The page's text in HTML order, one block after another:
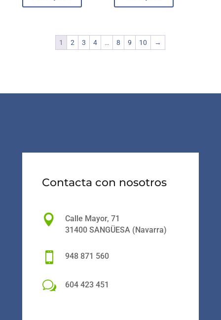
1 2 3 4 … 8 9 10 →
Contacta con nosotros

Calle Mayor, 71
31400 SANGÜESA (Navarra)
 948 871 560
w 604 423 451